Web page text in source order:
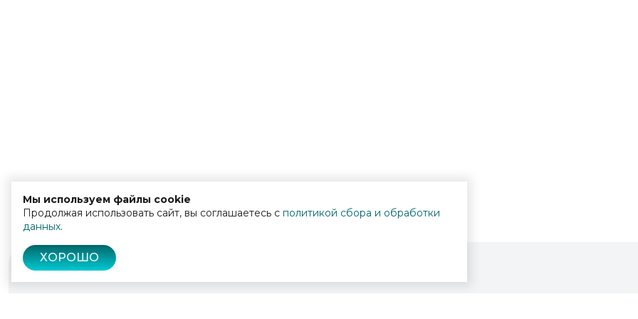
Мы используем файлы cookie
Продолжая использовать сайт, вы соглашаетесь с политикой сбора и обработки
данных.
ХОРОШО